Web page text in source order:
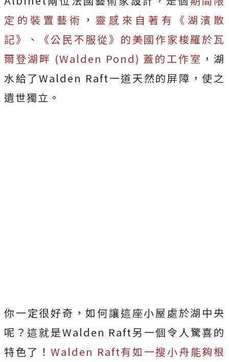
定的裝置藝術 ， 靈感來自著有《湖濱散
記》、《公民不服從》的美國作家梭羅於瓦
爾登湖畔 (Walden Pond) 蓋的工作室 ，湖
水給了Walden Raft一道天然的屏障，使之
遺世獨立。
你一定很好奇，如何讓這座小屋處於湖中央
呢？這就是Walden Raft另一個令人驚喜的
特色了！ Walden Raft有如一搜小舟能夠根